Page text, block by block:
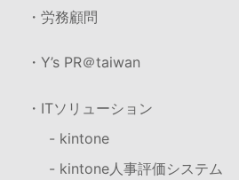
・労務顧問
・Y’s PR＠taiwan
・ITソリューション
- kintone
- kintone人事評価システム